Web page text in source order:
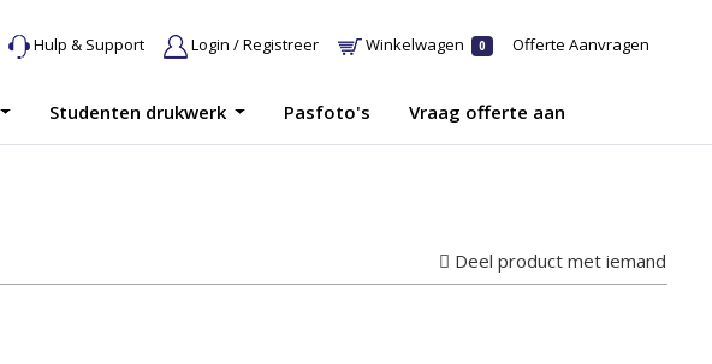
Hulp & Support Login / Registreer Winkelwagen 0 Offerte Aanvragen
Studenten drukwerk Pasfoto's Vraag offerte aan
Deel product met iemand